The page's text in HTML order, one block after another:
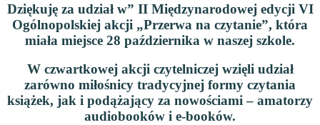
Dziękuję za udział w” II Międzynarodowej edycji VI
Ogólnopolskiej akcji „Przerwa na czytanie”, która
miała miejsce 28 października w naszej szkole.
W czwartkowej akcji czytelniczej wzięli udział
zarówno miłośnicy tradycyjnej formy czytania
książek, jak i podążający za nowościami – amatorzy
audiobooków i e-booków.